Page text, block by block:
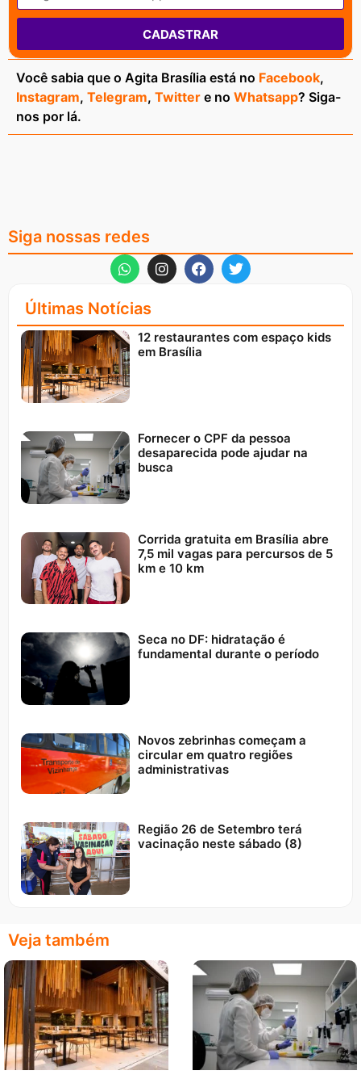
CADASTRAR
Você sabia que o Agita Brasília está no Facebook,
Instagram, Telegram, Twitter e no Whatsapp? Siga-
nos por lá.
Siga nossas redes
Últimas Notícias
12 restaurantes com espaço kids
em Brasília
Fornecer o CPF da pessoa
desaparecida pode ajudar na
busca
Corrida gratuita em Brasília abre
7,5 mil vagas para percursos de 5
km e 10 km
Seca no DF: hidratação é
fundamental durante o período
Novos zebrinhas começam a
circular em quatro regiões
administrativas
Região 26 de Setembro terá
vacinação neste sábado (8)
Veja também